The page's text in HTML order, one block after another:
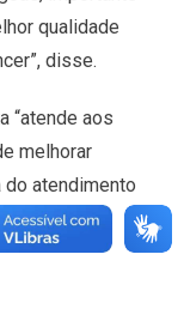
qualidade
disse.
“atende aos
melhorar
atendimento